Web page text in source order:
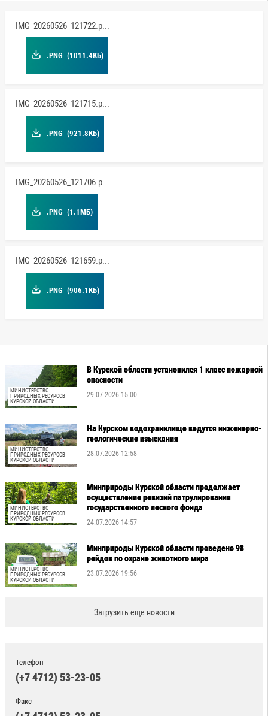
IMG_20260526_121722.png
.PNG (1011.4КБ)
IMG_20260526_121715.png
.PNG (921.8КБ)
IMG_20260526_121706.png
.PNG (1.1МБ)
IMG_20260526_121659.png
.PNG (906.1КБ)
МИНИСТЕРСТВО
ПРИРОДНЫХ РЕСУРСОВ
КУРСКОЙ ОБЛАСТИ
В Курской области установился 1 класс пожарной
опасности
29.07.2026 15:00
МИНИСТЕРСТВО
ПРИРОДНЫХ РЕСУРСОВ
КУРСКОЙ ОБЛАСТИ
На Курском водохранилище ведутся инженерно-
геологические изыскания
28.07.2026 12:58
МИНИСТЕРСТВО
ПРИРОДНЫХ РЕСУРСОВ
КУРСКОЙ ОБЛАСТИ
Минприроды Курской области продолжает
осуществление ревизий патрулирования
государственного лесного фонда
24.07.2026 14:57
МИНИСТЕРСТВО
ПРИРОДНЫХ РЕСУРСОВ
КУРСКОЙ ОБЛАСТИ
Минприроды Курской области проведено 98
рейдов по охране животного мира
23.07.2026 19:56
Загрузить еще новости
Телефон
(+7 4712) 53-23-05
Факс